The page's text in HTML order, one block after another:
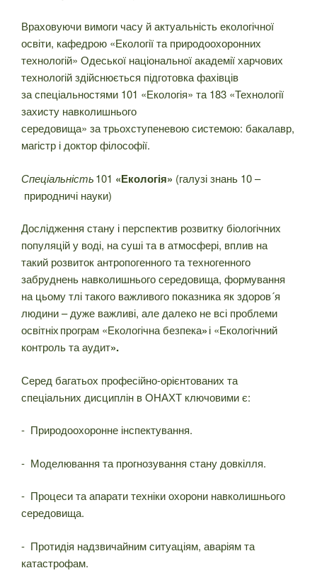
Враховуючи вимоги часу й актуальність екологічної
освіти, кафедрою «Екології та природоохоронних
технологій» Одеської національної академії харчових
технологій здійснюється підготовка фахівців
за спеціальностями 101 «Екологія» та 183 «Технології
захисту навколишнього
середовища» за трьохступеневою системою: бакалавр,
магістр і доктор філософії.
Спеціальність101 «Екологія» (галузі знань 10 –
природничі науки)
Дослідження стану і перспектив розвитку біологічних
популяцій у воді, на суші та в атмосфері, вплив на
такий розвиток антропогенного та техногенного
забруднень навколишнього середовища, формування
на цьому тлі такого важливого показника як здоров´я
людини – дуже важливі, але далеко не всі проблеми
освітніх програм «Екологічна безпека»і «Екологічний
контроль та аудит».
Серед багатьох професійно-орієнтованих та
спеціальних дисциплін в ОНАХТ ключовими є:
- Природоохоронне інспектування.
- Моделювання та прогнозування стану довкілля.
- Процеси та апарати техніки охорони навколишнього
середовища.
- Протидія надзвичайним ситуаціям, аваріям та
катастрофам.